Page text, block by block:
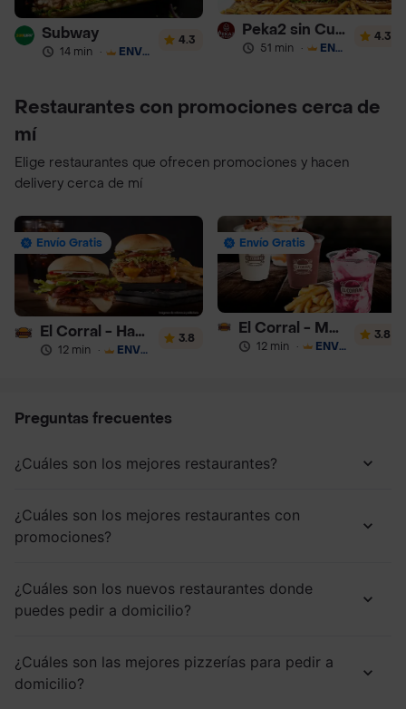
Subway
14 min · ENVÍO GRATIS
4.3
Peka2 sin Culpa Lourdes
51 min · ENVÍO GRATIS
4.3
Restaurantes con promociones cerca de
mí
Elige restaurantes que ofrecen promociones y hacen
delivery cerca de mí
Envío Gratis
El Corral - Hamburguesa
12 min · ENVÍO GRATIS
3.8
Envío Gratis
El Corral - Malteadas y Helados
12 min · ENVÍO GRATIS
3.8
Preguntas frecuentes
¿Cuáles son los mejores restaurantes?
¿Cuáles son los mejores restaurantes con
promociones?
¿Cuáles son los nuevos restaurantes donde
puedes pedir a domicilio?
¿Cuáles son las mejores pizzerías para pedir a
domicilio?